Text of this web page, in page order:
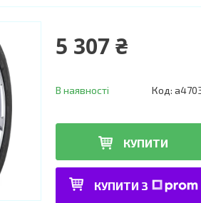
5 307 ₴
В наявності Код:
КУПИТИ
КУПИТИ З